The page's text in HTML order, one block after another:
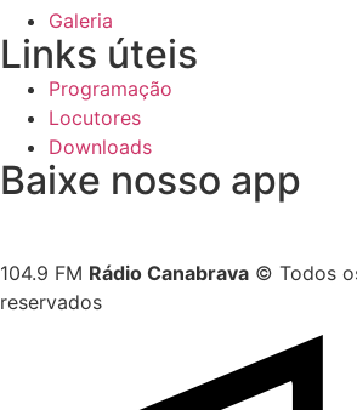
Galeria
Links úteis
Programação
Locutores
Downloads
Baixe nosso app
104.9 FM Rádio Canabrava © Todos
reservados